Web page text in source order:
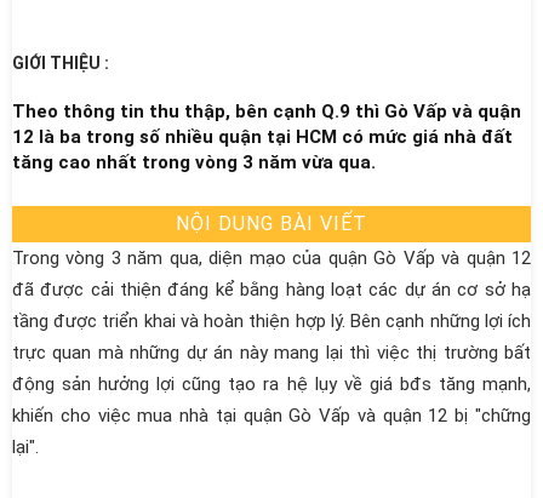
Giới Thiệu
Nhà Cho Thuê
Nhà Bán Gò Vấp
Nhà Bán Quận 12
Tin tức, tư vấn
Tiện ích
GIỚI THIỆU :
Theo thông tin thu thập, bên cạnh Q.9 thì Gò Vấp và quận
12 là ba trong số nhiều quận tại HCM có mức giá nhà đất
tăng cao nhất trong vòng 3 năm vừa qua.
NỘI DUNG BÀI VIẾT
Trong vòng 3 năm qua, diện mạo của quận Gò Vấp và quận 12
đã được cải thiện đáng kể bằng hàng loạt các dự án cơ sở hạ
tầng được triển khai và hoàn thiện hợp lý. Bên cạnh những lợi ích
trực quan mà những dự án này mang lại thì việc thị trường bất
động sản hưởng lợi cũng tạo ra hệ lụy về giá bđs tăng mạnh,
khiến cho việc mua nhà tại quận Gò Vấp và quận 12 bị "chững
lại".